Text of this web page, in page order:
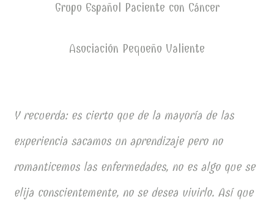
Grupo Español Paciente con Cáncer
Asociación Pequeño Valiente
Y recuerda: es cierto que de la mayoría de las
experiencia sacamos un aprendizaje pero no
romanticemos las enfermedades, no es algo que se
elija conscientemente, no se desea vivirlo. Así que